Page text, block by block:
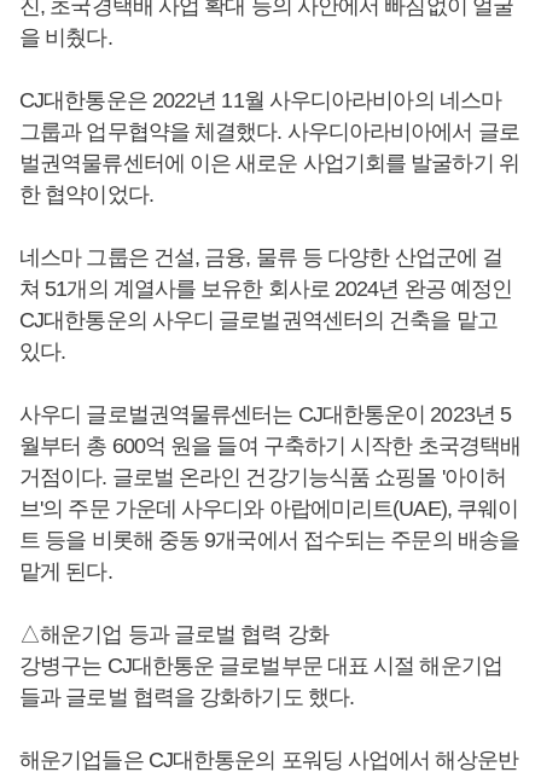
진, 초국경택배 사업 확대 등의 사안에서 빠짐없이 얼굴
을 비췄다.
CJ대한통운은 2022년 11월 사우디아라비아의 네스마
그룹과 업무협약을 체결했다. 사우디아라비아에서 글로
벌권역물류센터에 이은 새로운 사업기회를 발굴하기 위
한 협약이었다.
네스마 그룹은 건설, 금융, 물류 등 다양한 산업군에 걸
쳐 51개의 계열사를 보유한 회사로 2024년 완공 예정인
CJ대한통운의 사우디 글로벌권역센터의 건축을 맡고
있다.
사우디 글로벌권역물류센터는 CJ대한통운이 2023년 5
월부터 총 600억 원을 들여 구축하기 시작한 초국경택배
거점이다. 글로벌 온라인 건강기능식품 쇼핑몰 '아이허
브'의 주문 가운데 사우디와 아랍에미리트(UAE), 쿠웨이
트 등을 비롯해 중동 9개국에서 접수되는 주문의 배송을
맡게 된다.
△해운기업 등과 글로벌 협력 강화
강병구는 CJ대한통운 글로벌부문 대표 시절 해운기업
들과 글로벌 협력을 강화하기도 했다.
해운기업들은 CJ대한통운의 포워딩 사업에서 해상운반